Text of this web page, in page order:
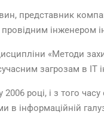
представник
інженером
«Методи
загрозам в ІТ
році, і з того часу
інформаційній